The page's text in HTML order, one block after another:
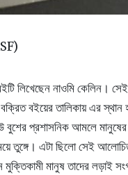
লিখেছেন নাওমি কেলিন। সেই
বইয়ের তালিকায় এর স্থান
প্রশাসনিক আমলে মানুষের
তুঙ্গে। এটা ছিলো সেই
মানুষ তাদের লড়াই